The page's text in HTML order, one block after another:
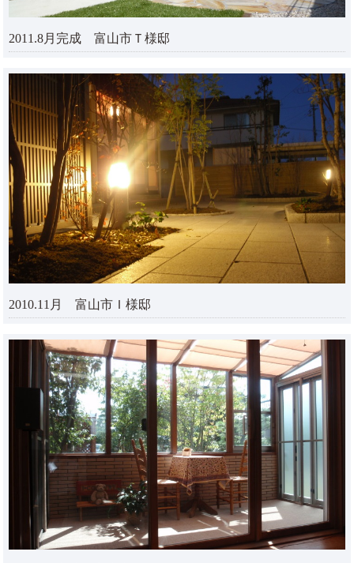
2011.8月完成 富山市Ｔ様邸
2010.11月 富山市Ｉ様邸